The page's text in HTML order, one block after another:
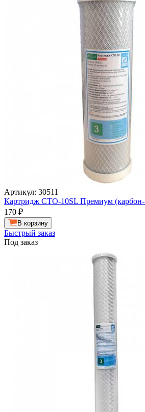
Артикул: 30511
Картридж СТО-10SL Премиум
170 ₽
В корзину
Быстрый заказ
Под заказ